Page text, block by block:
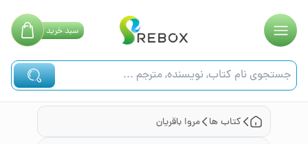
سبدخرید
کتاب ها مروا باقریان